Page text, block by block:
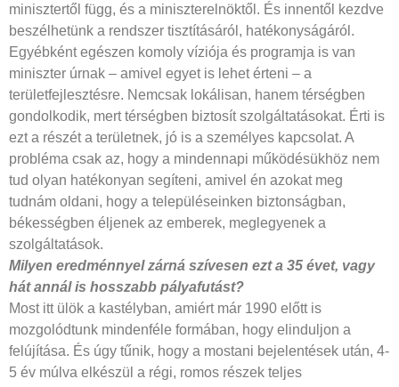
minisztertől függ, és a miniszterelnöktől. És innentől kezdve
beszélhetünk a rendszer tisztításáról, hatékonyságáról.
Egyébként egészen komoly víziója és programja is van
miniszter úrnak – amivel egyet is lehet érteni – a
területfejlesztésre. Nemcsak lokálisan, hanem térségben
gondolkodik, mert térségben biztosít szolgáltatásokat. Érti is
ezt a részét a területnek, jó is a személyes kapcsolat. A
probléma csak az, hogy a mindennapi működésükhöz nem
tud olyan hatékonyan segíteni, amivel én azokat meg
tudnám oldani, hogy a településeinken biztonságban,
békességben éljenek az emberek, meglegyenek a
szolgáltatások.
Milyen eredménnyel zárná szívesen ezt a 35 évet, vagy
hát annál is hosszabb pályafutást?
Most itt ülök a kastélyban, amiért már 1990 előtt is
mozgolódtunk mindenféle formában, hogy elinduljon a
felújítása. És úgy tűnik, hogy a mostani bejelentések után, 4-
5 év múlva elkészül a régi, romos részek teljes